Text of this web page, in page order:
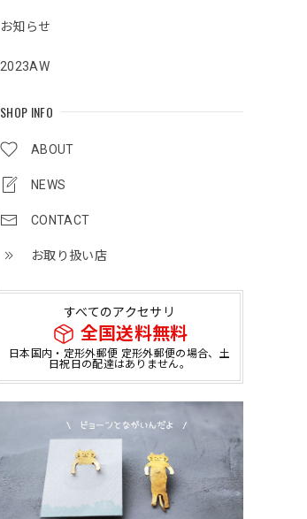
お知らせ
2023AW
SHOP INFO
ABOUT
NEWS
CONTACT
お取り扱い店
すべてのアクセサリ
全国送料無料
日本国内・定形外郵便 定形外郵便の場合、土
日祝日の配達はありません。